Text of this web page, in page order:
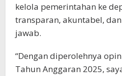
kelola pemerintahan ke
transparan, akuntabel,
jawab.
“Dengan diperolehnya
Tahun Anggaran 2025,